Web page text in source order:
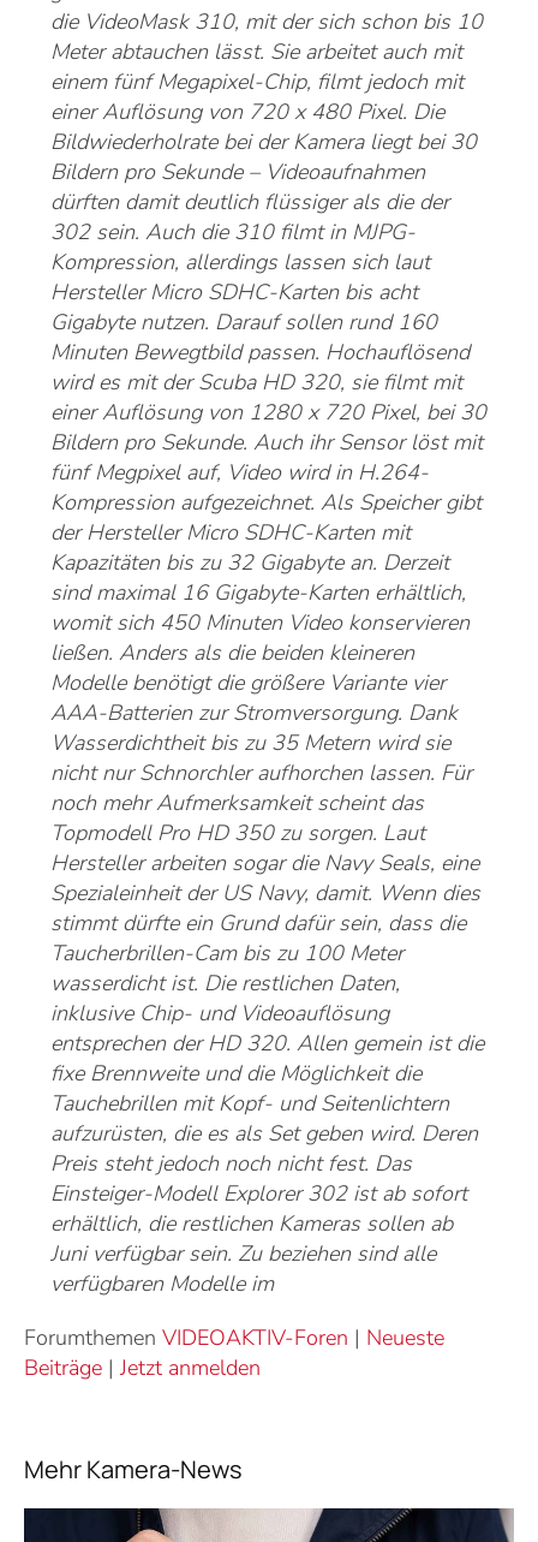
die VideoMask 310, mit der sich schon bis 10
Meter abtauchen lässt. Sie arbeitet auch mit
einem fünf Megapixel-Chip, filmt jedoch mit
einer Auflösung von 720 x 480 Pixel. Die
Bildwiederholrate bei der Kamera liegt bei 30
Bildern pro Sekunde – Videoaufnahmen
dürften damit deutlich flüssiger als die der
302 sein. Auch die 310 filmt in MJPG-
Kompression, allerdings lassen sich laut
Hersteller Micro SDHC-Karten bis acht
Gigabyte nutzen. Darauf sollen rund 160
Minuten Bewegtbild passen. Hochauflösend
wird es mit der Scuba HD 320, sie filmt mit
einer Auflösung von 1280 x 720 Pixel, bei 30
Bildern pro Sekunde. Auch ihr Sensor löst mit
fünf Megpixel auf, Video wird in H.264-
Kompression aufgezeichnet. Als Speicher gibt
der Hersteller Micro SDHC-Karten mit
Kapazitäten bis zu 32 Gigabyte an. Derzeit
sind maximal 16 Gigabyte-Karten erhältlich,
womit sich 450 Minuten Video konservieren
ließen. Anders als die beiden kleineren
Modelle benötigt die größere Variante vier
AAA-Batterien zur Stromversorgung. Dank
Wasserdichtheit bis zu 35 Metern wird sie
nicht nur Schnorchler aufhorchen lassen. Für
noch mehr Aufmerksamkeit scheint das
Topmodell Pro HD 350 zu sorgen. Laut
Hersteller arbeiten sogar die Navy Seals, eine
Spezialeinheit der US Navy, damit. Wenn dies
stimmt dürfte ein Grund dafür sein, dass die
Taucherbrillen-Cam bis zu 100 Meter
wasserdicht ist. Die restlichen Daten,
inklusive Chip- und Videoauflösung
entsprechen der HD 320. Allen gemein ist die
fixe Brennweite und die Möglichkeit die
Tauchebrillen mit Kopf- und Seitenlichtern
aufzurüsten, die es als Set geben wird. Deren
Preis steht jedoch noch nicht fest. Das
Einsteiger-Modell Explorer 302 ist ab sofort
erhältlich, die restlichen Kameras sollen ab
Juni verfügbar sein. Zu beziehen sind alle
verfügbaren Modelle im
Forumthemen VIDEOAKTIV-Foren | Neueste
Beiträge |Jetzt anmelden
Mehr Kamera-News